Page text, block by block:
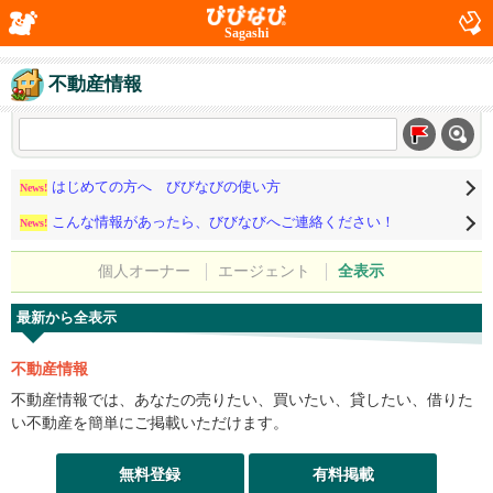
Sagashi
不動産情報
News! はじめての方へ びびなびの使い方
News! こんな情報があったら、びびなびへご連絡ください！
個人オーナー エージェント 全表示
最新から全表示
不動産情報
不動産情報では、あなたの売りたい、買いたい、貸したい、借りた
い不動産を簡単にご掲載いただけます。
無料登録 有料掲載